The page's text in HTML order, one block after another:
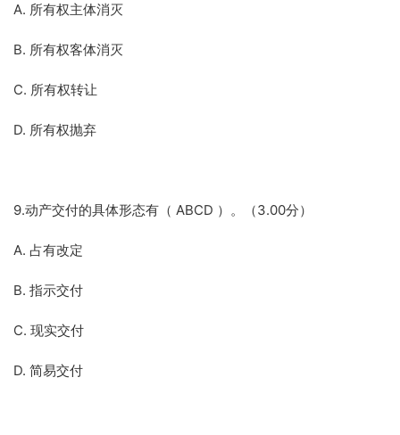
A. 所有权主体消灭
B. 所有权客体消灭
C. 所有权转让
D. 所有权抛弃
9.动产交付的具体形态有（ ABCD ）。（3.00分）
A. 占有改定
B. 指示交付
C. 现实交付
D. 简易交付